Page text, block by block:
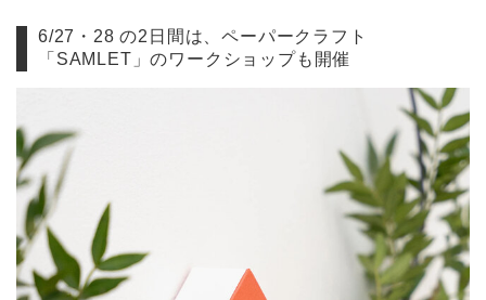
6/27・28 の2日間は、ペーパークラフト
「SAMLET」のワークショップも開催